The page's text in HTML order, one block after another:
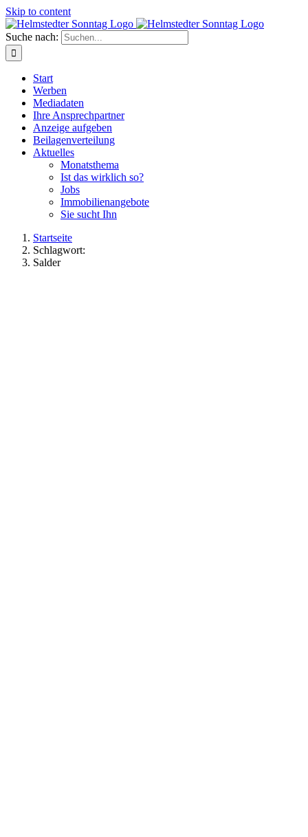
Skip to content
Suche nach:
Start
Werben
Mediadaten
Ihre Ansprechpartner
Anzeige aufgeben
Beilagenverteilung
Aktuelles
Monatsthema
Ist das wirklich so?
Jobs
Immobilienangebote
Sie sucht Ihn
Startseite
Schlagwort:
Salder